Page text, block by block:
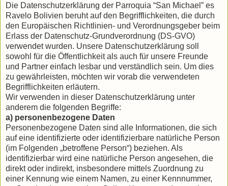
Die Datenschutzerklärung der Parroquia “San Michael” es
Ravelo Bolivien beruht auf den Begrifflichkeiten, die durch
den Europäischen Richtlinien- und Verordnungsgeber beim
Erlass der Datenschutz-Grundverordnung (DS-GVO)
verwendet wurden. Unsere Datenschutzerklärung soll
sowohl für die Öffentlichkeit als auch für unsere Freunde
und Partner einfach lesbar und verständlich sein. Um dies
zu gewährleisten, möchten wir vorab die verwendeten
Begrifflichkeiten erläutern.
Wir verwenden in dieser Datenschutzerklärung unter
anderem die folgenden Begriffe:
a) personenbezogene Daten
Personenbezogene Daten sind alle Informationen, die sich
auf eine identifizierte oder identifizierbare natürliche Person
(im Folgenden „betroffene Person“) beziehen. Als
identifizierbar wird eine natürliche Person angesehen, die
direkt oder indirekt, insbesondere mittels Zuordnung zu
einer Kennung wie einem Namen, zu einer Kennnummer,